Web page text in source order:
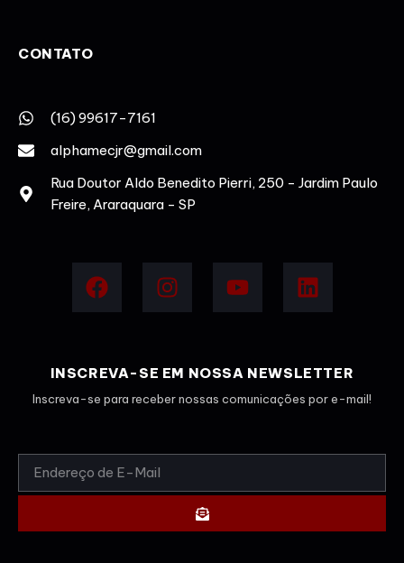
CONTATO
(16) 99617-7161
alphamecjr@gmail.com
Rua Doutor Aldo Benedito Pierri, 250 - Jardim Paulo
Freire, Araraquara - SP
INSCREVA-SE EM NOSSA NEWSLETTER
Inscreva-se para receber nossas comunicações por e-mail!